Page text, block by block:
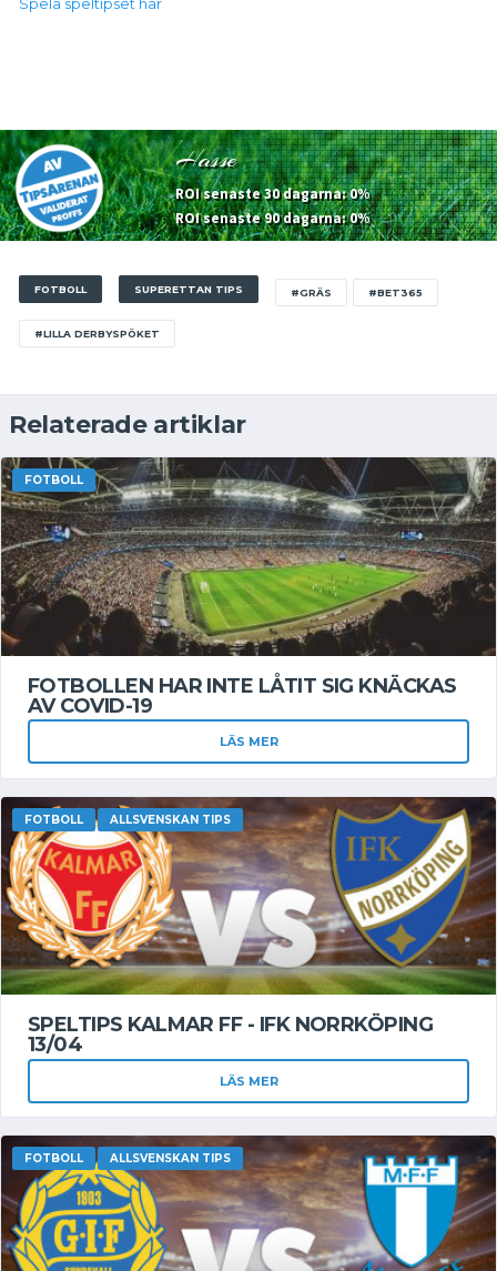
Hasse
ROI senaste 30 dagarna: 0%
ROI senaste 90 dagarna: 0%
FOTBOLL SUPERETTAN TIPS #GRÄS #BET365
#LILLA DERBYSPÖKET
Relaterade artiklar
FOTBOLL
FOTBOLLEN HAR INTE LÅTIT SIG KNÄCKAS
AV COVID-19
LÄS MER
FOTBOLL ALLSVENSKAN TIPS
SPELTIPS KALMAR FF - IFK NORRKÖPING
13/04
LÄS MER
FOTBOLL ALLSVENSKAN TIPS